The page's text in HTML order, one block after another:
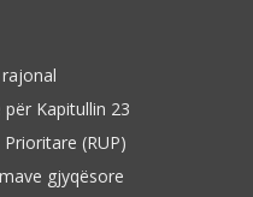
Kapitullin 23
(RUP)
gjyqësore